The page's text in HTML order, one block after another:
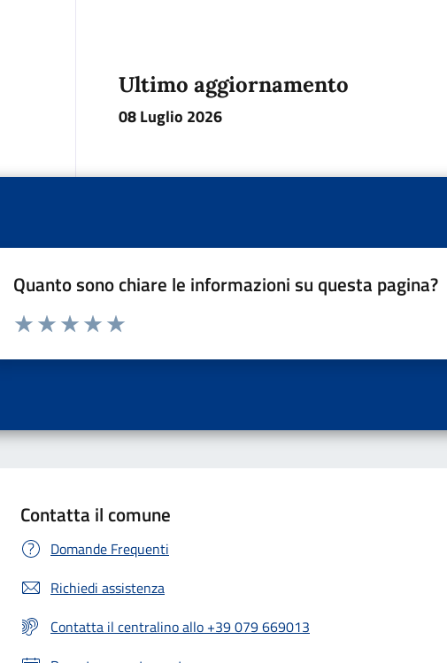
Ultimo aggiornamento
08 Luglio 2026
Quanto sono chiare le informazioni su questa pagina?
Valuta da 1 a 5 stelle la pagina
Contatta il comune
Domande Frequenti
Richiedi assistenza
Contatta il centralino allo +39 079 669013